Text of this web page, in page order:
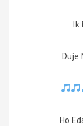
Ik
Duje
Ho